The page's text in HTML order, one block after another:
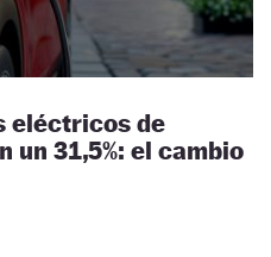
eléctricos de
un 31,5%: el cambio